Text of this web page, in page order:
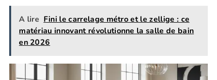
A lire Fini le carrelage métro et le zellige : ce
matériau innovant révolutionne la salle de bain
en 2026